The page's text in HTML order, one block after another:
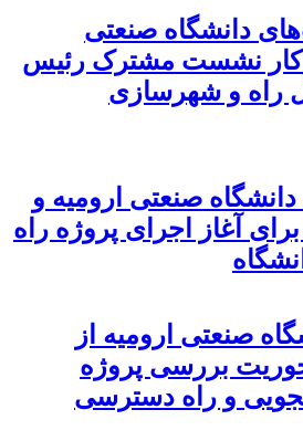
دانشگاه صنعتی
کار نشست مشترک رئیس
راه و شهرسازی
صنعتی ارومیه و
آغاز اجرای پروژه راه
صنعتی ارومیه از
بررسی پروژه
و راه دسترسی